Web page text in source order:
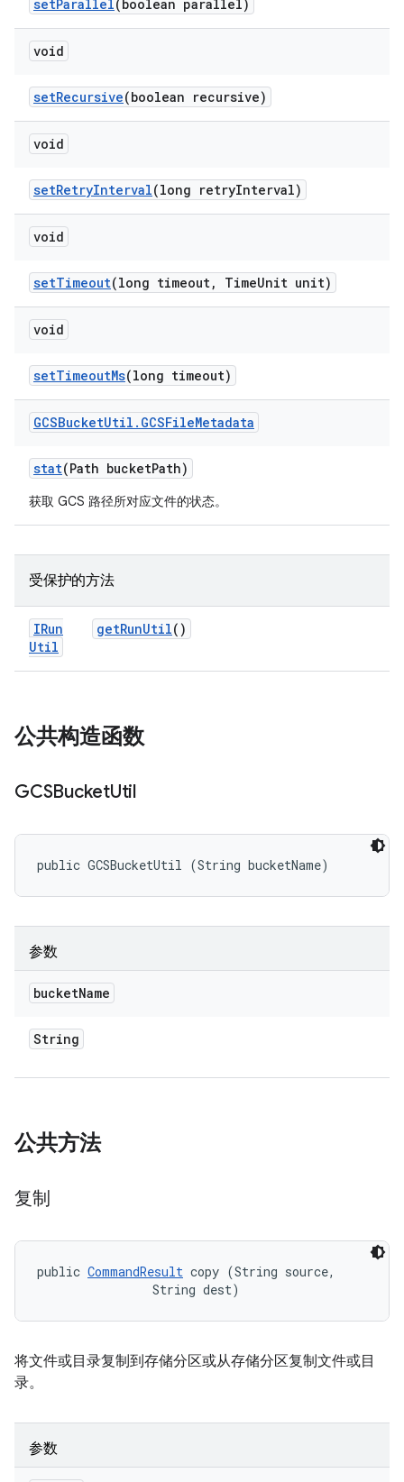
setParallel(boolean parallel)
void
setRecursive(boolean recursive)
void
setRetryInterval(long retryInterval)
void
setTimeout(long timeout, TimeUnit unit)
void
setTimeoutMs(long timeout)
GCSBucketUtil . GCSFileMetadata
stat(Path bucketPath)
获取 GCS 路径所对应文件的状态。
受保护的方法
IRun
Util
getRunUtil()
公共构造函数
GCSBucketUtil
public GCSBucketUtil (String bucketName)
参数
bucketName
String
公共方法
复制
public CommandResult copy (String source,
                String dest)
将文件或目录复制到存储分区或从存储分区复制文件或目
录。
参数